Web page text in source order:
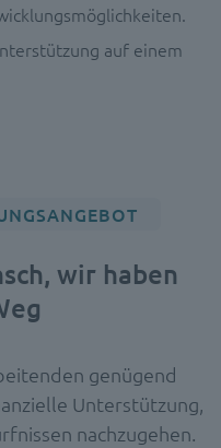
auf einem
wir haben
genügend
Unterstützung,
nachzugehen.